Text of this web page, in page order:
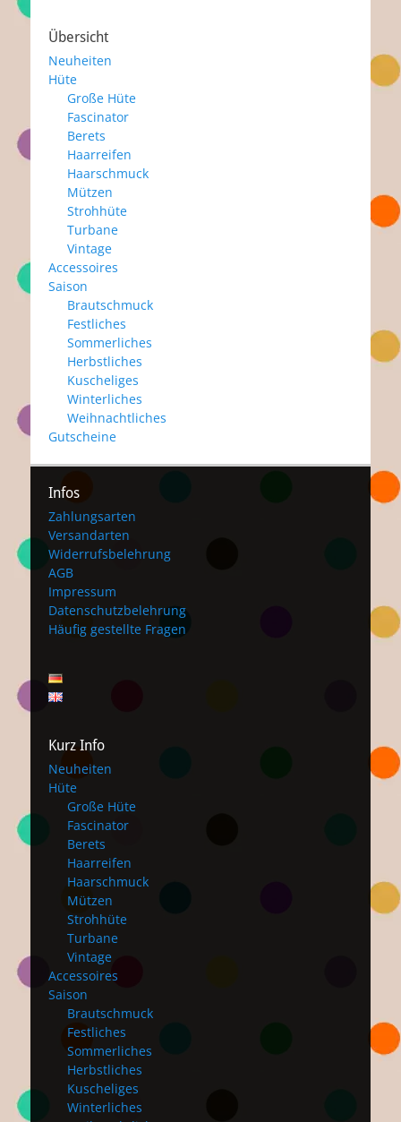
Übersicht
Neuheiten
Hüte
Große Hüte
Fascinator
Berets
Haarreifen
Haarschmuck
Mützen
Strohhüte
Turbane
Vintage
Accessoires
Saison
Brautschmuck
Festliches
Sommerliches
Herbstliches
Kuscheliges
Winterliches
Weihnachtliches
Gutscheine
Infos
Zahlungsarten
Versandarten
Widerrufsbelehrung
AGB
Impressum
Datenschutzbelehrung
Häufig gestellte Fragen
Kurz Info
Neuheiten
Hüte
Große Hüte
Fascinator
Berets
Haarreifen
Haarschmuck
Mützen
Strohhüte
Turbane
Vintage
Accessoires
Saison
Brautschmuck
Festliches
Sommerliches
Herbstliches
Kuscheliges
Winterliches